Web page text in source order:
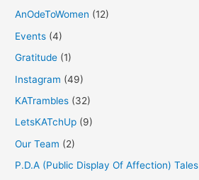
AnOdeToWomen (12)
Events (4)
Gratitude (1)
Instagram (49)
KATrambles (32)
LetsKATchUp (9)
Our Team (2)
P.D.A (Public Display Of Affection) Tales